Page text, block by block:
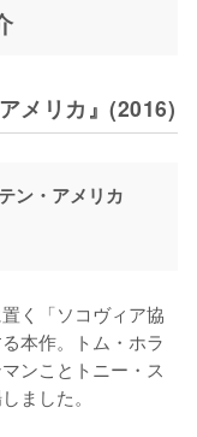
メリカ』(2016)
ン・アメリカ
く「ソコヴィア協
本作。トム・ホラ
ンことトニー・ス
ました。